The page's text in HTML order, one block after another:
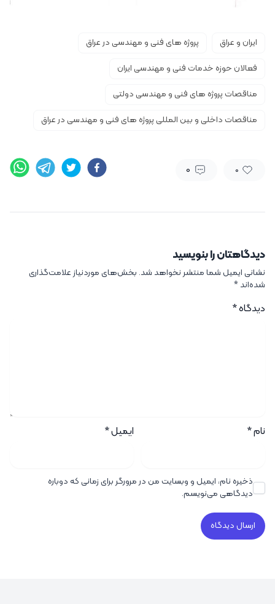
ایران و عراق
پروژه های فنی و مهندسی در عراق
فعالان حوزه خدمات فنی و مهندسی ایران
مناقصات پروژه های فنی و مهندسی دولتی
مناقصات داخلی و بین المللی پروژه های فنی و مهندسی در عراق
0
0
دیدگاهتان را بنویسید
نشانی ایمیل شما منتشر نخواهد شد. بخش‌های موردنیاز علامت‌گذاری
شده‌اند*
دیدگاه*
نام* ایمیل*
ذخیره نام، ایمیل و وبسایت من در مرورگر برای زمانی که دوباره
دیدگاهی می‌نویسم.